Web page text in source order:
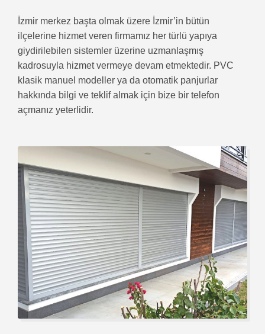
İzmir merkez başta olmak üzere İzmir’in bütün
ilçelerine hizmet veren firmamız her türlü yapıya
giydirilebilen sistemler üzerine uzmanlaşmış
kadrosuyla hizmet vermeye devam etmektedir. PVC
klasik manuel modeller ya da otomatik panjurlar
hakkında bilgi ve teklif almak için bize bir telefon
açmanız yeterlidir.